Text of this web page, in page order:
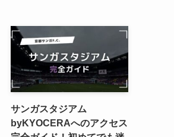
サンガスタジアム
byKYOCERAへのアクセス